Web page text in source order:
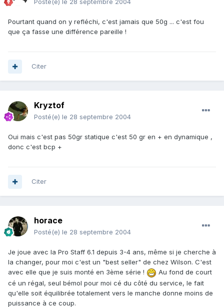
Posté(e) le 28 septembre 2004
Pourtant quand on y refléchi, c'est jamais que 50g ... c'est fou
que ça fasse une différence pareille !
Citer
Kryztof
Posté(e) le 28 septembre 2004
Oui mais c'est pas 50gr statique c'est 50 gr en + en dynamique ,
donc c'est bcp +
Citer
horace
Posté(e) le 28 septembre 2004
Je joue avec la Pro Staff 6.1 depuis 3-4 ans, même si je cherche à
la changer, pour moi c'est un "best seller" de chez Wilson. C'est
avec elle que je suis monté en 3ème série !
Au fond de court
cé un régal, seul bémol pour moi cé du côté du service, le fait
qu'elle soit équilibrée totalement vers le manche donne moins de
puissance à ce coup.